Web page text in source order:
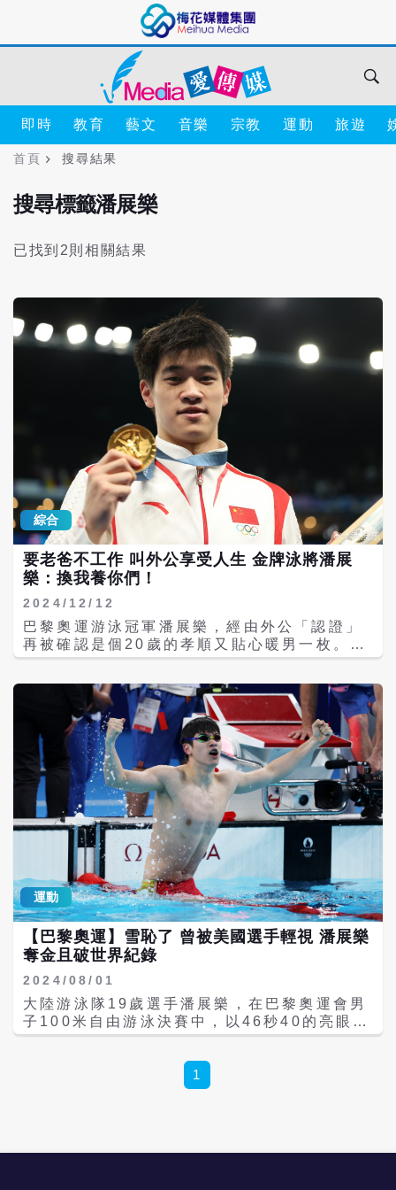
即時 教育 藝文 音樂 宗教 運動 旅遊
首頁 搜尋結果
搜尋標籤潘展樂
已找到2則相關結果
綜合
要老爸不工作 叫外公享受人生 金牌泳將潘展
樂：換我養你們！
2024/12/12
巴黎奧運游泳冠軍潘展樂，經由外公「認證」
再被確認是個20歲的孝順又貼心暖男一枚。
據鹿城融媒報導，潘展樂外公日前在溫州接受
樂」給全家都下了任務：「好好生活，加強消
費，享受人生」。潘展樂對家人說：「小時候
你們養我，現在我養你們」。 日前，潘展樂的
外公蔣捍東接受採訪時表示，「他就給他爸下
任務，『老爸，回家把車子學會！』」潘展樂
要讓他們好好地生活，不要再操心賺錢養家的
問題， 「工作都不要幹了，把車子學會以後帶
著爺爺跑遍全國。全國跑完以後，到國外，我
到哪裡比賽都把你們帶上」。「後來他就跟我
講，爺爺，好好生活，加強消費，享受人
生！」蔣捍東高興地說，「以前是我教育樂
樂，現在呢是樂樂來教育我。」「以前呢是樂
樂找我要錢，現在樂樂說，給家人用點錢還是
有的。」這一舉動展現了潘展樂的孝順和對家
人的關愛。 澎派新聞表示，潘展樂2004年8月
4日出生於浙江省溫州市，父母都在國企上
班，外公蔣捍東年輕時參軍，退伍後成為中學
歷史老師。外孫潘展樂的出生，讓蔣捍東非常
高興。溫州話中「蔣」「展」同音，他為外孫
取名潘展樂，意為「潘蔣兩家同歡樂」。因父
捍東很早就對外孫進行啟蒙教育，教他說話、
背詩。外孫稍大一點後，他給外孫報了小主持
歲的潘展樂送到游泳學校上訓練課，1小時後
運動
【巴黎奧運】雪恥了 曾被美國選手輕視 潘展樂
奪金且破世界紀錄
2024/08/01
大陸游泳隊19歲選手潘展樂，在巴黎奧運會男
子100米自由游泳決賽中，以46秒40的亮眼成
績，打破世界紀錄，奪得金牌，這是大陸游泳
陸隊在本屆奧運的第9面金牌。潘展樂賽後受
訪時開心表示，「日前才被歐美選手輕視，如
1